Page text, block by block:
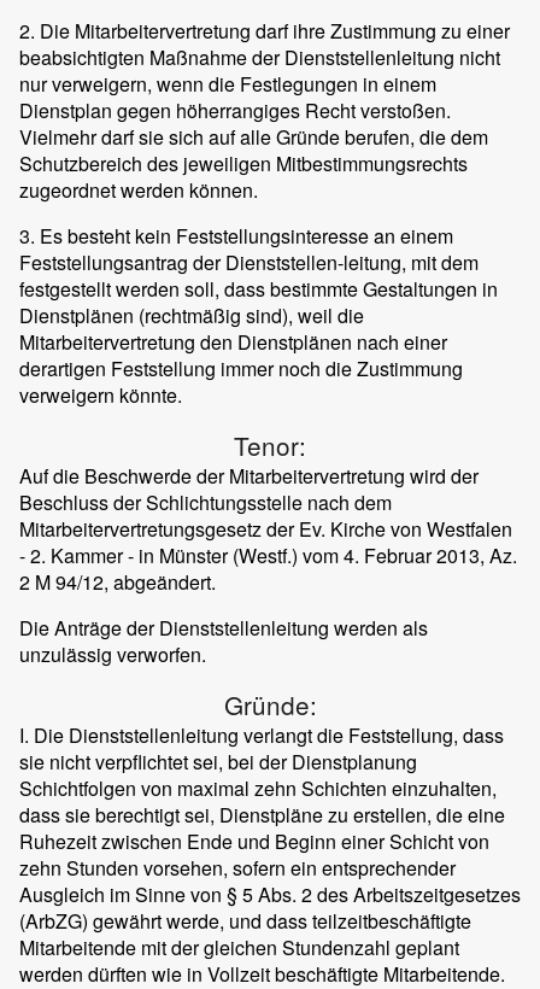
2. Die Mitarbeitervertretung darf ihre Zustimmung zu einer
beabsichtigten Maßnahme der Dienststellenleitung nicht
nur verweigern, wenn die Festlegungen in einem
Dienstplan gegen höherrangiges Recht verstoßen.
Vielmehr darf sie sich auf alle Gründe berufen, die dem
Schutzbereich des jeweiligen Mitbestimmungsrechts
zugeordnet werden können.
3. Es besteht kein Feststellungsinteresse an einem
Feststellungsantrag der Dienststellen-leitung, mit dem
festgestellt werden soll, dass bestimmte Gestaltungen in
Dienstplänen (rechtmäßig sind), weil die
Mitarbeitervertretung den Dienstplänen nach einer
derartigen Feststellung immer noch die Zustimmung
verweigern könnte.
Tenor:
Auf die Beschwerde der Mitarbeitervertretung wird der
Beschluss der Schlichtungsstelle nach dem
Mitarbeitervertretungsgesetz der Ev. Kirche von Westfalen
- 2. Kammer - in Münster (Westf.) vom 4. Februar 2013, Az.
2 M 94/12, abgeändert.
Die Anträge der Dienststellenleitung werden als
unzulässig verworfen.
Gründe:
I. Die Dienststellenleitung verlangt die Feststellung, dass
sie nicht verpflichtet sei, bei der Dienstplanung
Schichtfolgen von maximal zehn Schichten einzuhalten,
dass sie berechtigt sei, Dienstpläne zu erstellen, die eine
Ruhezeit zwischen Ende und Beginn einer Schicht von
zehn Stunden vorsehen, sofern ein entsprechender
Ausgleich im Sinne von § 5 Abs. 2 des Arbeitszeitgesetzes
(ArbZG) gewährt werde, und dass teilzeitbeschäftigte
Mitarbeitende mit der gleichen Stundenzahl geplant
werden dürften wie in Vollzeit beschäftigte Mitarbeitende.